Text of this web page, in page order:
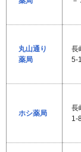
丸山通り
薬局
長
5-
ホシ薬局
長
1-